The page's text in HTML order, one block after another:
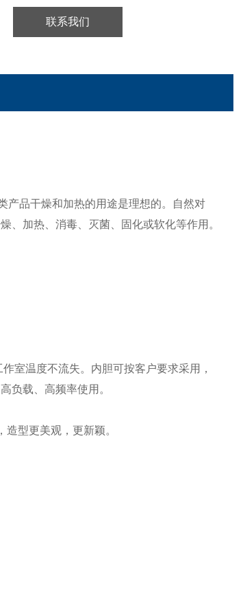
联系我们
产品干燥和加热的用途是理想的。自然对
、加热、消毒、灭菌、固化或软化等作用。
室温度不流失。内胆可按客户要求采用，
负载、高频率使用。
型更美观，更新颖。